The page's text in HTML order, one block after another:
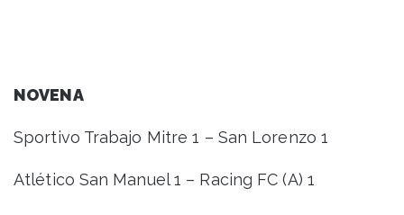
NOVENA
Sportivo Trabajo Mitre 1 – San Lorenzo 1
Atlético San Manuel 1 – Racing FC (A) 1